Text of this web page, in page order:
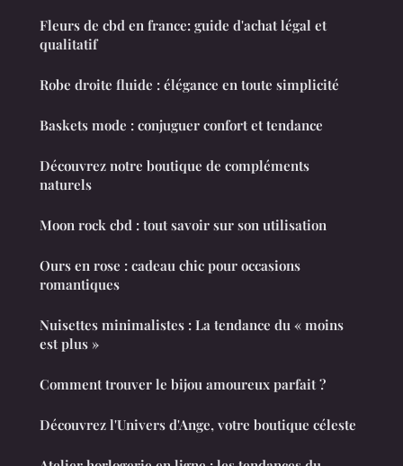
Fleurs de cbd en france: guide d'achat légal et
qualitatif
Robe droite fluide : élégance en toute simplicité
Baskets mode : conjuguer confort et tendance
Découvrez notre boutique de compléments
naturels
Moon rock cbd : tout savoir sur son utilisation
Ours en rose : cadeau chic pour occasions
romantiques
Nuisettes minimalistes : La tendance du « moins
est plus »
Comment trouver le bijou amoureux parfait ?
Découvrez l'Univers d'Ange, votre boutique céleste